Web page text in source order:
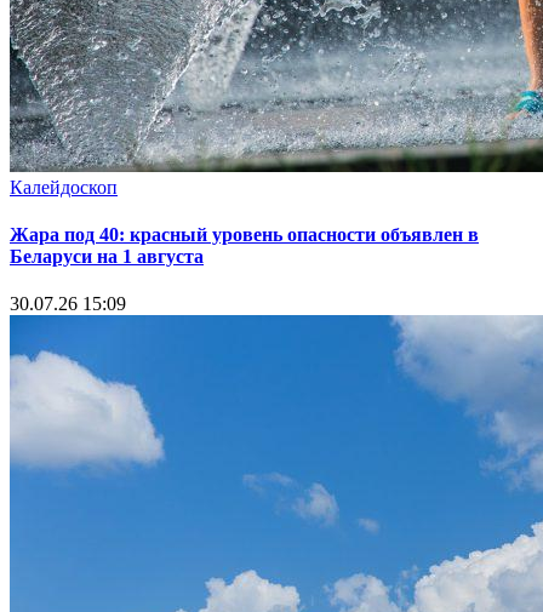
Калейдоскоп
Жара под 40: красный уровень опасности объявлен в
Беларуси на 1 августа
30.07.26 15:09